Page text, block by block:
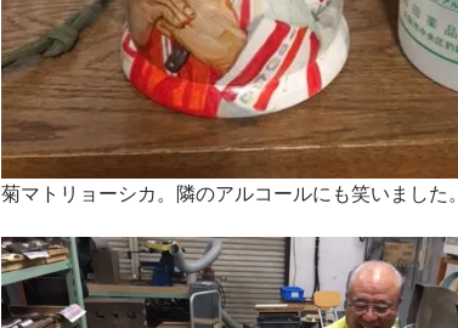
菊マトリョーシカ。隣のアルコールにも笑いました。